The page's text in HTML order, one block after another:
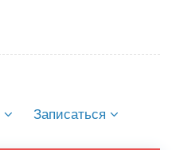
Записаться